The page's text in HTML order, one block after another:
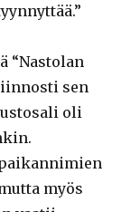
“Nastolan
sen
oli
myös